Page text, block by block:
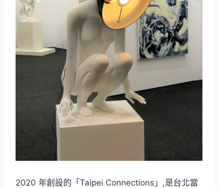
2020 年創設的「Taipei Connections」,是台北當